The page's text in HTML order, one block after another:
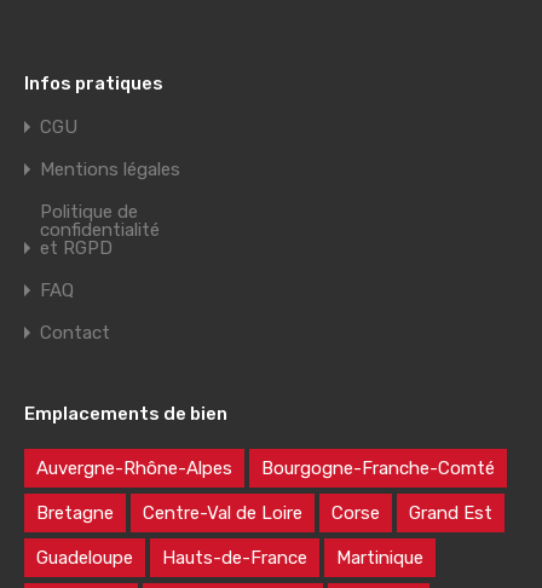
Infos pratiques
CGU
Mentions légales
Politique de
confidentialité
et RGPD
FAQ
Contact
Emplacements de bien
Auvergne-Rhône-Alpes Bourgogne-Franche-Comté
Bretagne Centre-Val de Loire Corse Grand Est
Guadeloupe Hauts-de-France Martinique